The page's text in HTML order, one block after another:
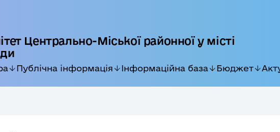
Центрально-Міської районної у місті
Публічна інформація Інформаційна база Бюджет